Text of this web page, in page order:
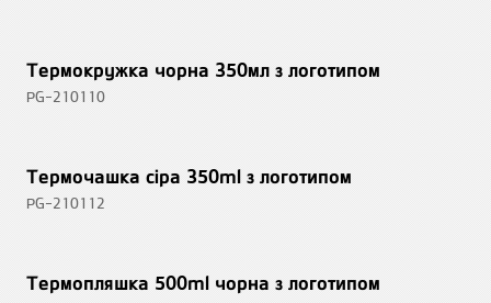
Термокружка чорна 350мл з логотипом
PG-210110
Термочашкa сіра 350ml з логотипом
PG-210112
Термопляшка 500ml чорна з логотипом